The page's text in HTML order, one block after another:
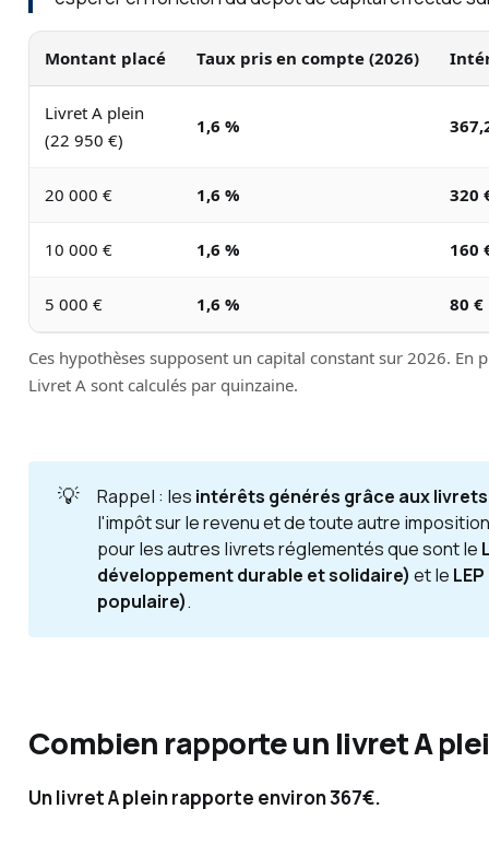
Montant placé Taux pris en compte (2026)
Livret A plein
(22 950 €)
1,6 %
20 000 € 1,6 % 320
10 000 € 1,6 % 160
5 000 € 1,6 % 80 €
Ces hypothèses supposent un capital constant sur 2026. En
Livret A sont calculés par quinzaine.
💡 Rappel : les intérêts générés grâce aux livrets
l'impôt sur le revenu et de toute autre
pour les autres livrets réglementés que sont le
développement durable et solidaire) et le
populaire).
Combien rapporte un livret A
Un livret A plein rapporte environ 367€.